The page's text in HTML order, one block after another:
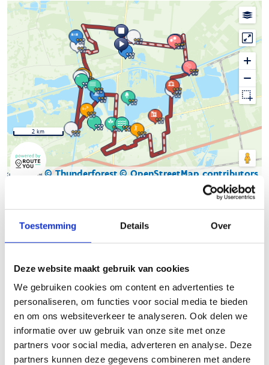
Toestemming Details Over
Deze website maakt gebruik van cookies
We gebruiken cookies om content en advertenties te
personaliseren, om functies voor social media te bieden
en om ons websiteverkeer te analyseren. Ook delen we
informatie over uw gebruik van onze site met onze
partners voor social media, adverteren en analyse. Deze
partners kunnen deze gegevens combineren met andere
Kaartgegevens© Thunderforest© OpenStreetMap contributors
2 km
Beschrijving van de route
knooppuntennetwerk en laat je meevoeren op een
dichte bossen tot glooiende weilanden, deze ruiterroute biedt
een perfecte balans tussen natuurlijke schoonheid en
eindeloos rijplezier.
- - - - - - -